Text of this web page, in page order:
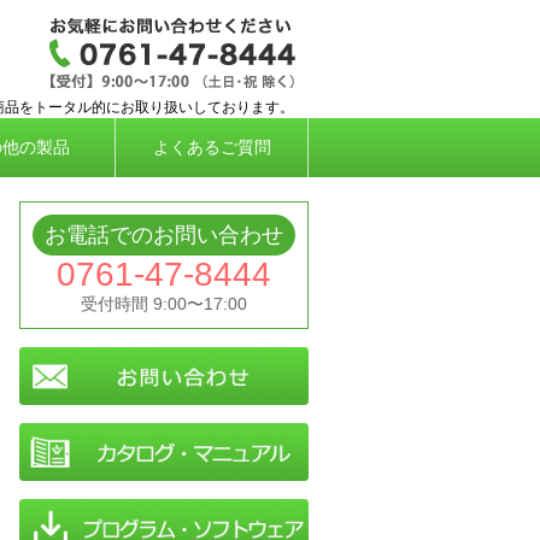
イムレコーダー、勤怠管理システムなら株
をトータル的にお取り扱いしております。
の製品 よくあるご質問
お電話でのお問い合わせ
0761-47-8444
受付時間 9:00〜17:00